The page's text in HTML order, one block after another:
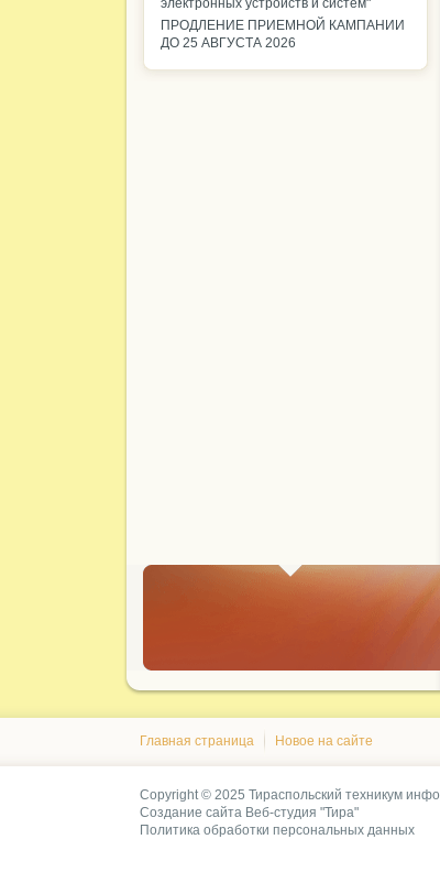
электронных устройств и систем"
ПРОДЛЕНИЕ ПРИЕМНОЙ КАМПАНИИ
ДО 25 АВГУСТА 2026
Главная страница Новое на сайте
Copyright © 2025 Тираспольский техникум
Создание сайта Веб-студия "Тира"
Политика обработки персональных данных